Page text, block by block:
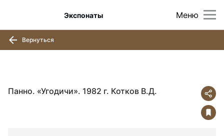
Меню
Экспонаты
Вернуться
Панно. «Угодичи». 1982 г. Котков В.Д.